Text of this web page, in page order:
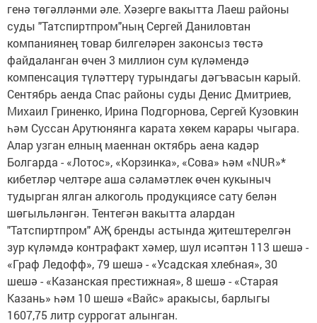
генә төгәлләнми әле. Хәзерге вакытта Лаеш районы
суды "Татспиртпром"ның Сергей Даниловтан
компаниянең товар билгеләрен законсыз төстә
файдаланган өчен 3 миллион сум күләмендә
компенсация түләттерү турындагы дәгъвасын карый.
Сентябрь аенда Спас районы суды Денис Дмитриев,
Михаил Гриненко, Ирина Подгорнова, Сергей Кузовкин
һәм Суссан Арутюнянга карата хөкем карары чыгара.
Алар узган елның маеннан октябрь аена кадәр
Болгарда - «Лотос», «Корзинка», «Сова» һәм «NUR»*
кибетләр челтәре аша сәламәтлек өчен кукыныч
тудырган ялган алкоголь продукциясе сату белән
шөгыльләнгән. Тентегән вакытта алардан
"Татспиртпром" АҖ бренды астында җитештерелгән
зур күләмдә контрафакт хәмер, шул исәптән 113 шешә -
«Граф Ледофф», 79 шешә - «Усадская хлебная», 30
шешә - «Казанская престижная», 8 шешә - «Старая
Казань» һәм 10 шешә «Вайс» аракысы, барлыгы
1607,75 литр суррогат алынган.